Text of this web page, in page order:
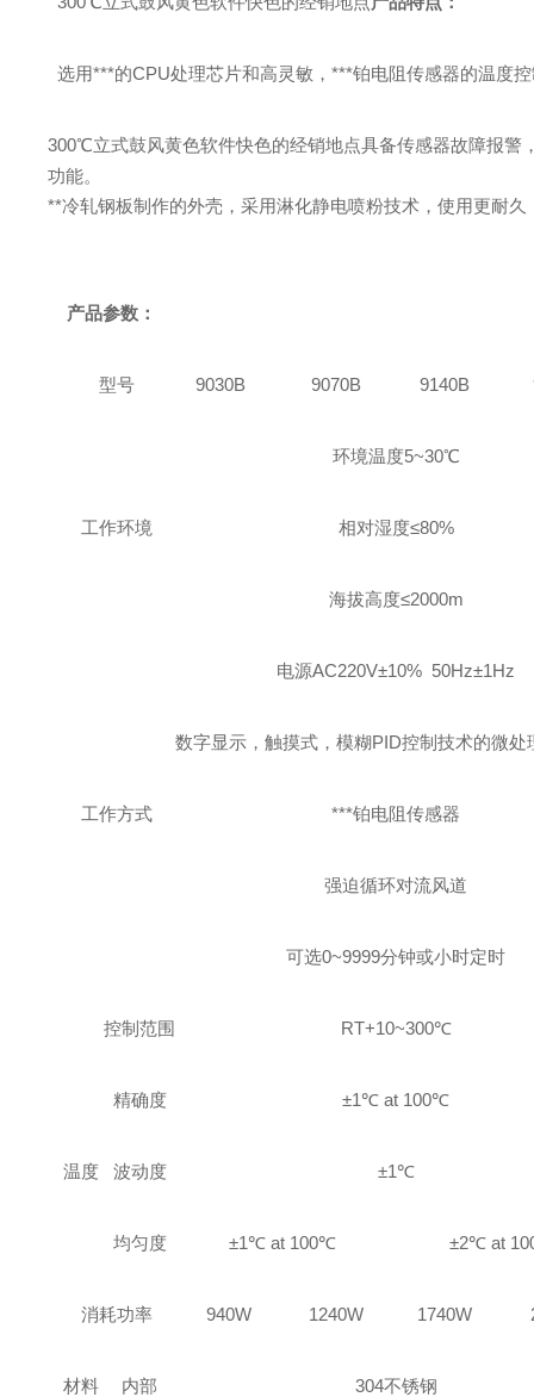
选用***的CPU处理芯片和高灵敏，***铂电阻传感器的温度控制
300℃立式鼓风黄色软件快色的经销地点具备传感器故障报警
功能。
**冷轧钢板制作的外壳，采用淋化静电喷粉技术，使用更耐久，
产品参数：
型号 9030B 9070B 9140B
工作环境
环境温度5~30℃
相对湿度≤80%
海拔高度≤2000m
电源AC220V±10% 50Hz±1Hz
工作方式
数字显示，触摸式，模糊PID控制技术的微
***铂电阻传感器
强迫循环对流风道
可选0~9999分钟或小时定时
温度
控制范围 RT+10~300℃
精确度 ±1℃ at 100℃
波动度 ±1℃
均匀度 ±1℃ at 100℃ ±2℃ at
消耗功率 940W 1240W 1740W
材料 内部 304不锈钢